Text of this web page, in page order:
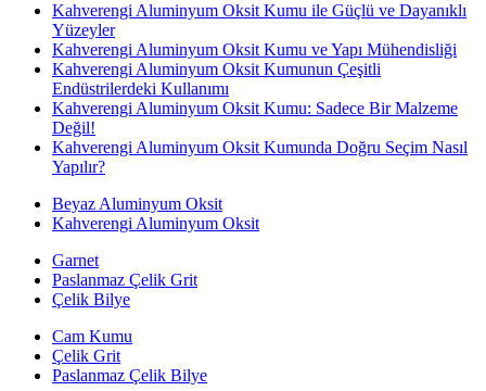
Kahverengi Aluminyum Oksit Kumu ile Güçlü ve Dayanıklı
Yüzeyler
Kahverengi Aluminyum Oksit Kumu ve Yapı Mühendisliği
Kahverengi Aluminyum Oksit Kumunun Çeşitli
Endüstrilerdeki Kullanımı
Kahverengi Aluminyum Oksit Kumu: Sadece Bir Malzeme
Değil!
Kahverengi Aluminyum Oksit Kumunda Doğru Seçim Nasıl
Yapılır?
Beyaz Aluminyum Oksit
Kahverengi Aluminyum Oksit
Garnet
Paslanmaz Çelik Grit
Çelik Bilye
Cam Kumu
Çelik Grit
Paslanmaz Çelik Bilye